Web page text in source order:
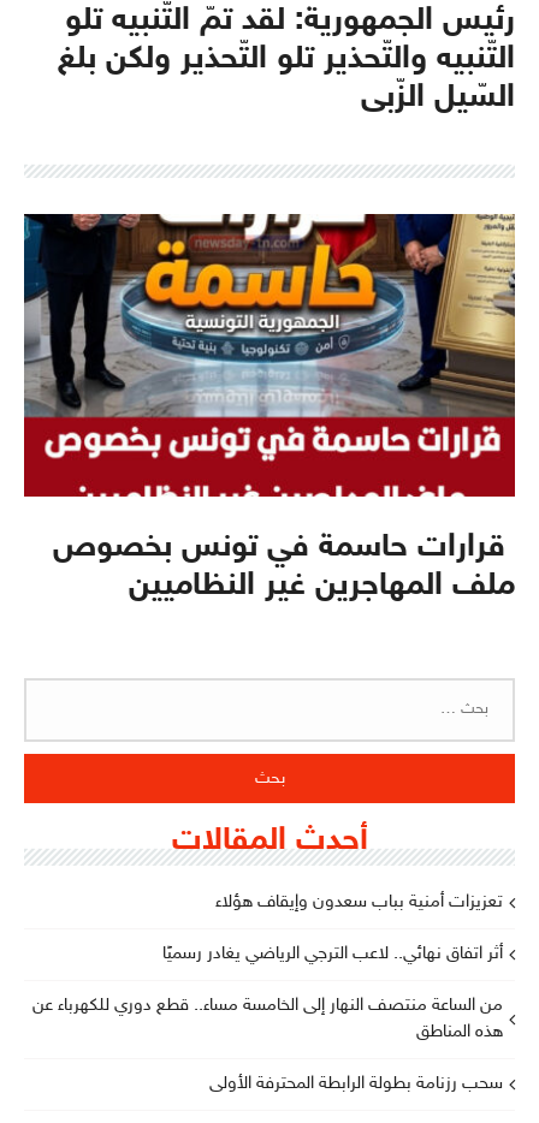
رئيس الجمهورية: لقد تمّ التّنبيه تلو
التّنبيه والتّحذير تلو التّحذير ولكن بلغ
السّيل الزّبى
قرارات حاسمة في تونس بخصوص
ملف المهاجرين غير النظاميين
أحدث المقالات
تعزيزات أمنية بباب سعدون وإيقاف هؤلاء
أثر اتفاق نهائي.. لاعب الترجي الرياضي يغادر رسميًا
من الساعة منتصف النهار إلى الخامسة مساء.. قطع دوري للكهرباء عن
هذه المناطق
سحب رزنامة بطولة الرابطة المحترفة الأولى